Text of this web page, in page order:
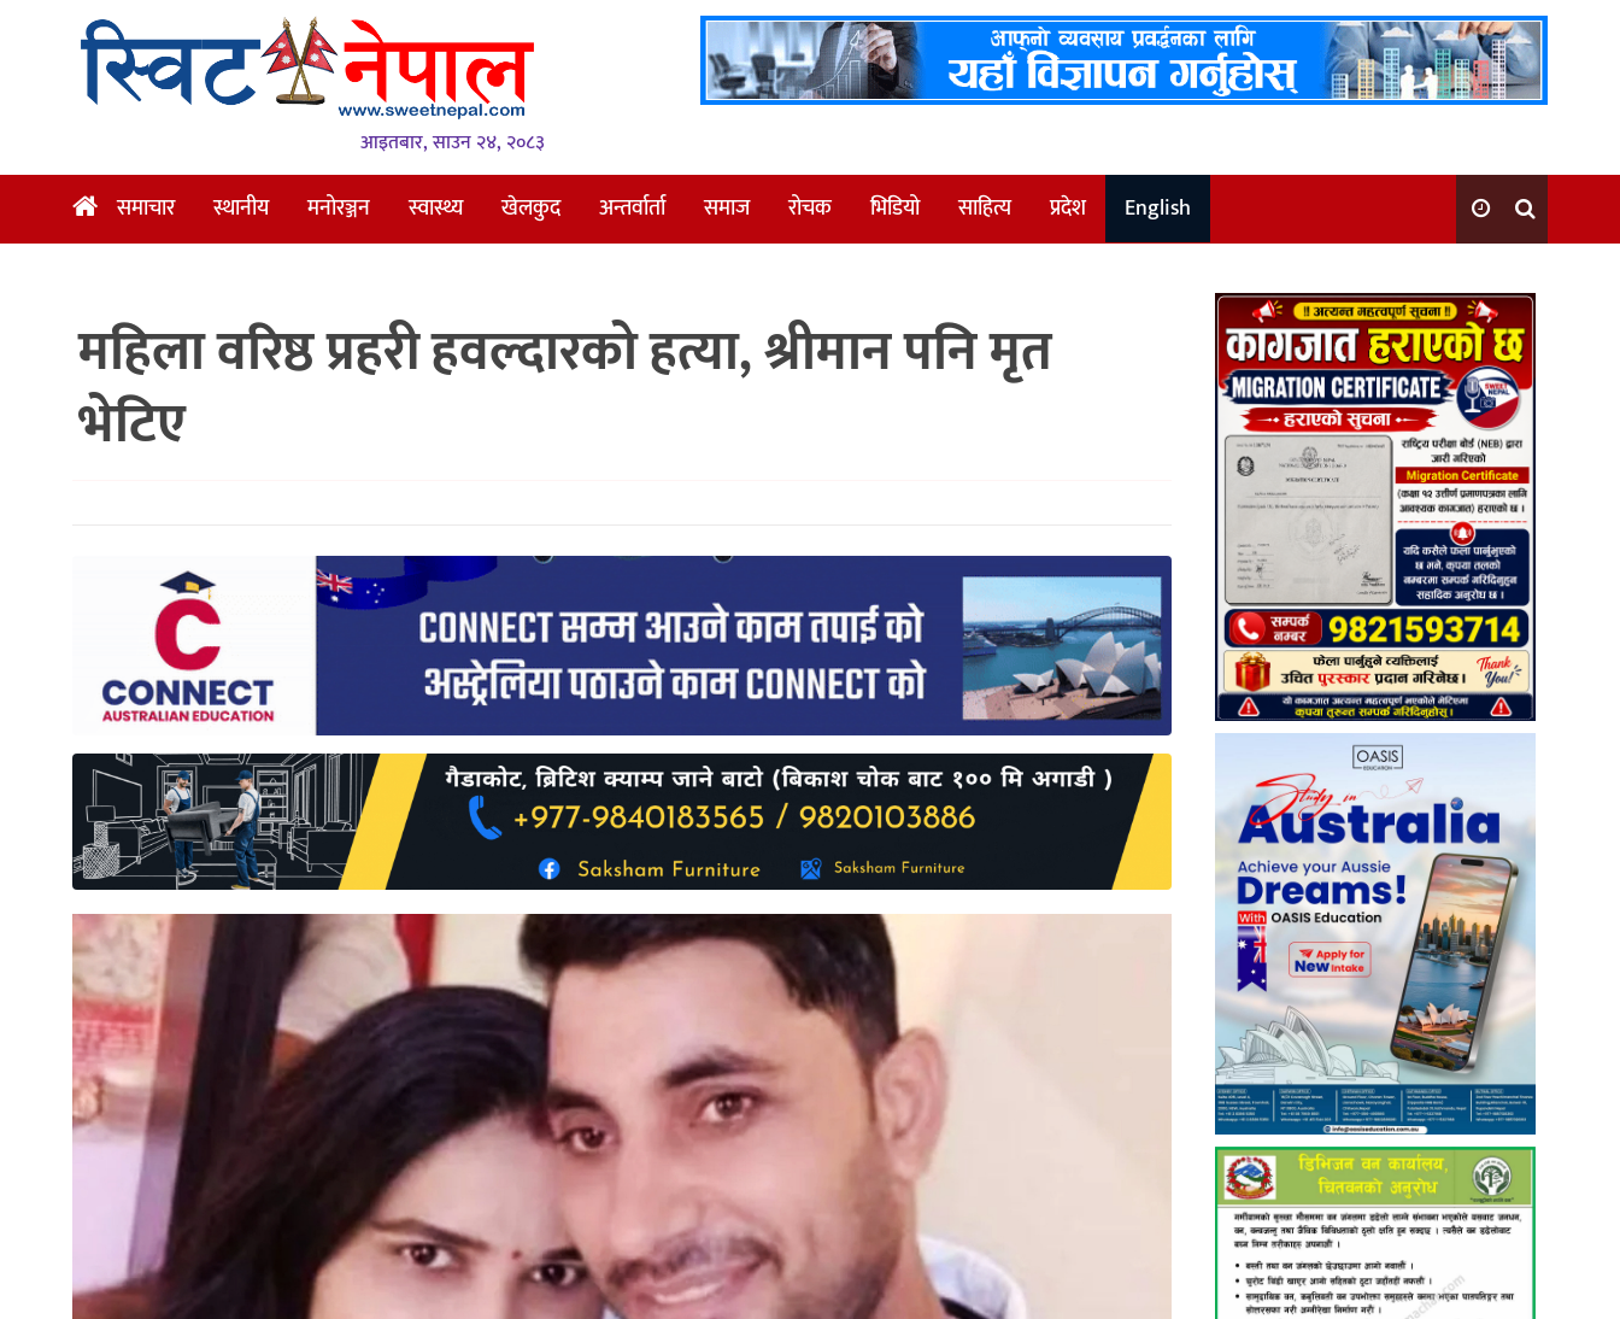
मनोरञ्जन
स्वास्थ्य
अन्तर्वार्ता
रोचक
आइतबार, साउन २४, २०८३
समाचार स्थानीय मनोरञ्जन स्वास्थ्य खेलकुद अन्तर्वार्ता समाज रोचक भिडियो साहित्य प्रदेश English
महिला वरिष्ठ प्रहरी हवल्दारको हत्या, श्रीमान पनि मृत
भेटिए